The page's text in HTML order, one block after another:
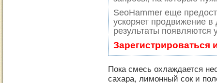
SeoHammer еще
ускоряет продвижение
результаты появляются
Зарегистрироваться
Пока смесь охлаждается
сахара, лимонный сок и